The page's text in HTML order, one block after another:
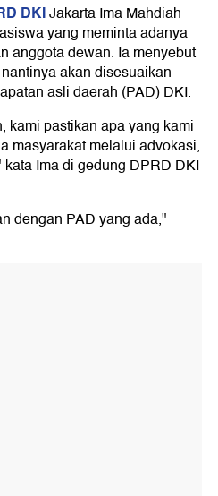
DKIJakarta Ima Mahdiah
yang meminta adanya
anggota dewan. Ia menyebut
akan disesuaikan
asli daerah (PAD) DKI.
kami pastikan apa yang kami
masyarakat melalui advokasi,
Ima di gedung DPRD DKI
dengan PAD yang ada,"